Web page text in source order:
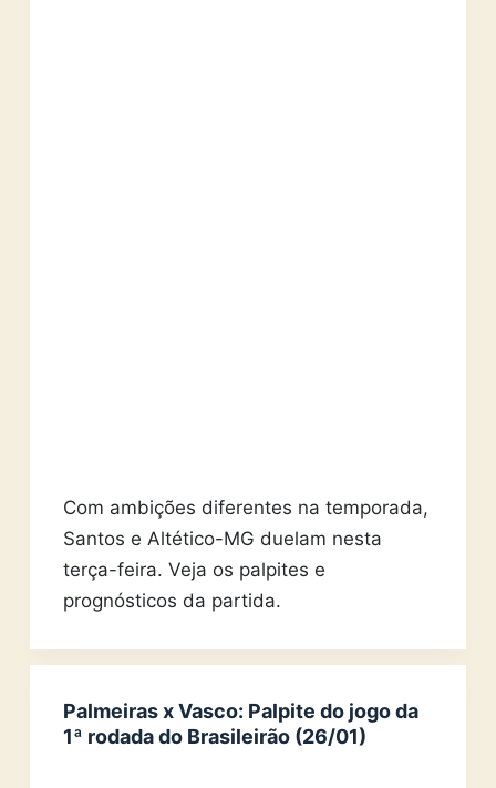
Com ambições diferentes na temporada,
Santos e Altético-MG duelam nesta
terça-feira. Veja os palpites e
prognósticos da partida.
Palmeiras x Vasco: Palpite do jogo da
1ª rodada do Brasileirão (26/01)